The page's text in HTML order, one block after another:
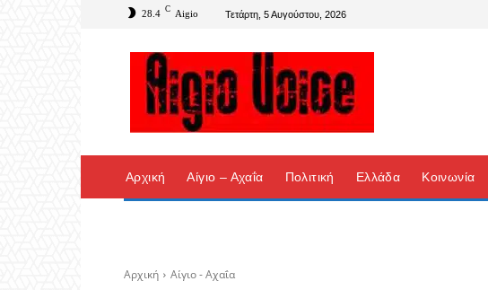
28.4 C Aigio Τετάρτη, 5 Αυγούστου, 2026
Αρχική Αίγιο – Αχαΐα Πολιτική Ελλάδα Κοινωνία
Αρχική Αίγιο - Αχαΐα